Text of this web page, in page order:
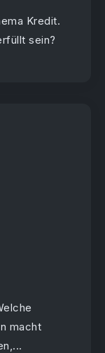
Kredit.
sein?
macht